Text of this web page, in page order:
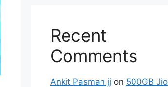
Recent
Comments
Ankit Pasman jj on 500GB Jio